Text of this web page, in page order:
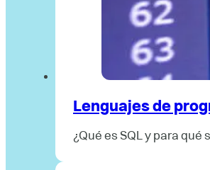
Lenguajes de
¿Qué es SQL y para